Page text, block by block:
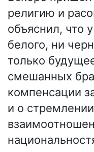
религию и
объяснил, что
белого, ни
только
смешанных
компенсации
и о